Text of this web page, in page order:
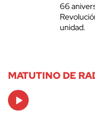
66
unidad.
MATUTINO DE
Audio
Player